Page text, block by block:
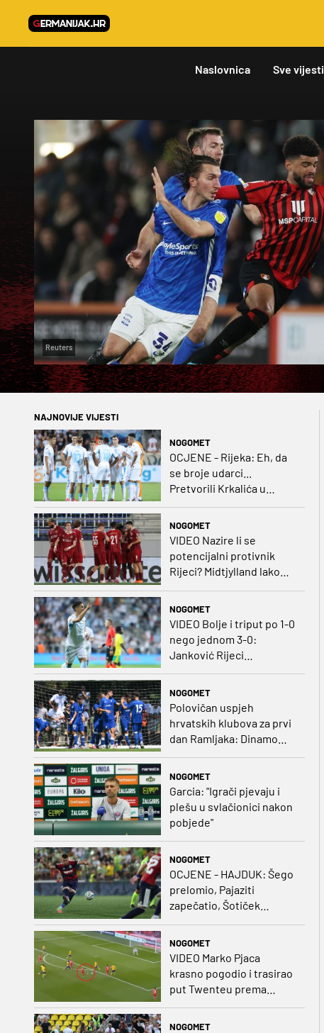
Naslovnica Sve vijesti
Reuters
NAJNOVIJE VIJESTI
NOGOMET
OCJENE - Rijeka: Eh, da
se broje udarci...
Pretvorili Krkalića u
NOGOMET
VIDEO Nazire li se
potencijalni protivnik
Rijeci? Midtjylland lako
NOGOMET
VIDEO Bolje i triput po 1-0
nego jednom 3-0:
Janković Rijeci
projektilom donio slavlje
protivnika
NOGOMET
Polovičan uspjeh
hrvatskih klubova za prvi
dan Ramljaka: Dinamo
poražen od Juventusa,
NOGOMET
Garcia: "Igrači pjevaju i
plešu u svlačionici nakon
pobjede"
NOGOMET
OCJENE - HAJDUK: Šego
prelomio, Pajaziti
zapečatio, Šotiček
NOGOMET
VIDEO Marko Pjaca
krasno pogodio i trasirao
put Twenteu prema
važnoj pobjedi
NOGOMET